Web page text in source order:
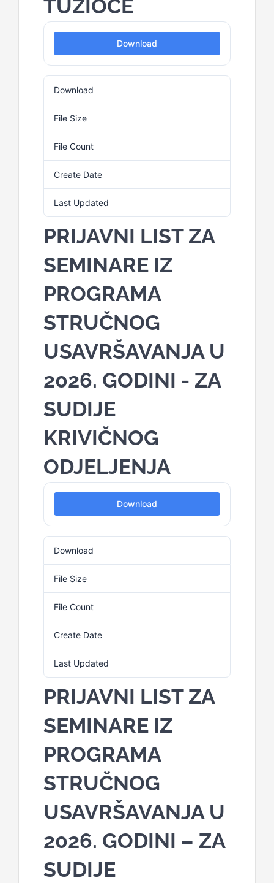
TUŽIOCE
Download
Download
File Size
File Count
Create Date
Last Updated
PRIJAVNI LIST ZA
SEMINARE IZ
PROGRAMA
STRUČNOG
USAVRŠAVANJA U
2026. GODINI - ZA
SUDIJE
KRIVIČNOG
ODJELJENJA
Download
Download
File Size
File Count
Create Date
Last Updated
PRIJAVNI LIST ZA
SEMINARE IZ
PROGRAMA
STRUČNOG
USAVRŠAVANJA U
2026. GODINI – ZA
SUDIJE